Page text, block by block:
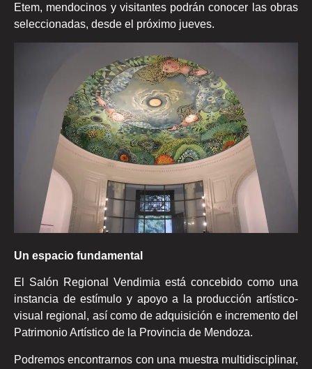
Etem, mendocinos y visitantes podrán conocer las obras
seleccionadas, desde el próximo jueves.
Un espacio fundamental
El Salón Regional Vendimia está concebido como una
instancia de estímulo y apoyo a la producción artístico-
visual regional, así como de adquisición e incremento del
Patrimonio Artístico de la Provincia de Mendoza.
Podremos encontrarnos con una muestra multidisciplinar,